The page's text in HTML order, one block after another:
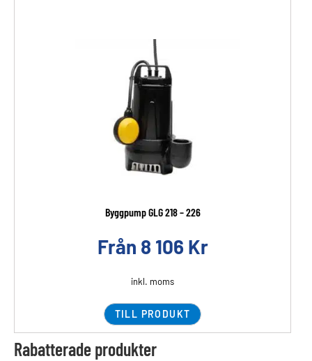
Byggpump GLG 218 – 226
Från 8 106 Kr
inkl. moms
TILL PRODUKT
Rabatterade produkter